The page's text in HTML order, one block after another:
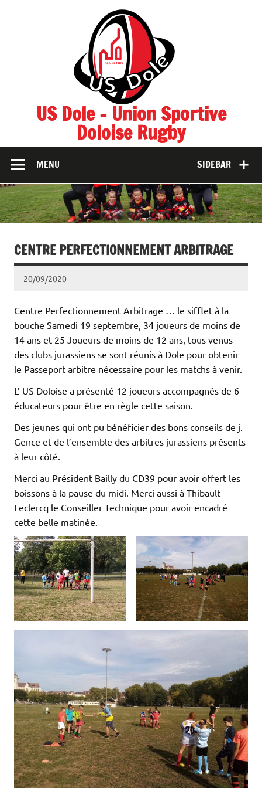
US Dole – Union Sportive
Doloise Rugby
SIDEBAR
MENU
CENTRE PERFECTIONNEMENT ARBITRAGE
20/09/2020
Centre Perfectionnement Arbitrage … le sifflet à la
bouche Samedi 19 septembre, 34 joueurs de moins de
14 ans et 25 Joueurs de moins de 12 ans, tous venus
des clubs jurassiens se sont réunis à Dole pour obtenir
le Passeport arbitre nécessaire pour les matchs à venir.
L’ US Doloise a présenté 12 joueurs accompagnés de 6
éducateurs pour être en règle cette saison.
Des jeunes qui ont pu bénéficier des bons conseils de j.
Gence et de l’ensemble des arbitres jurassiens présents
à leur côté.
Merci au Président Bailly du CD39 pour avoir offert les
boissons à la pause du midi. Merci aussi à Thibault
Leclercq le Conseiller Technique pour avoir encadré
cette belle matinée.